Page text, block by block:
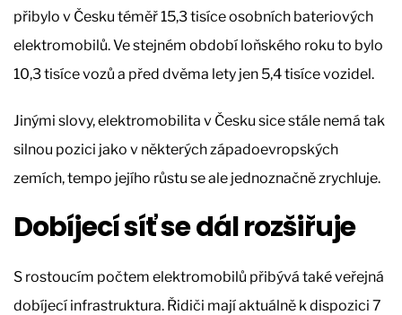
přibylo v Česku téměř 15,3 tisíce osobních bateriových
elektromobilů. Ve stejném období loňského roku to bylo
10,3 tisíce vozů a před dvěma lety jen 5,4 tisíce vozidel.
Jinými slovy, elektromobilita v Česku sice stále nemá tak
silnou pozici jako v některých západoevropských
zemích, tempo jejího růstu se ale jednoznačně zrychluje.
Dobíjecí síť se dál rozšiřuje
S rostoucím počtem elektromobilů přibývá také veřejná
dobíjecí infrastruktura. Řidiči mají aktuálně k dispozici 7